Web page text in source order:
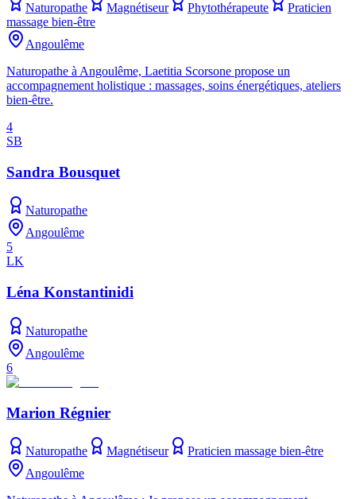
Naturopathe Magnétiseur Phytothérapeute
Praticien
massage bien-être
Angoulême
Naturopathe à Angoulême, Laetitia Scorsone propose un
accompagnement holistique : massages, soins énergétiques, ateliers
bien-être.
4
SB
Sandra Bousquet
Naturopathe
Angoulême
5
LK
Léna Konstantinidi
Naturopathe
Angoulême
6
Marion Régnier
Naturopathe Magnétiseur
Praticien massage bien-être
Angoulême